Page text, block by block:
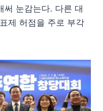
써 눈감는다. 다른 대
제 허점을 주로 부각